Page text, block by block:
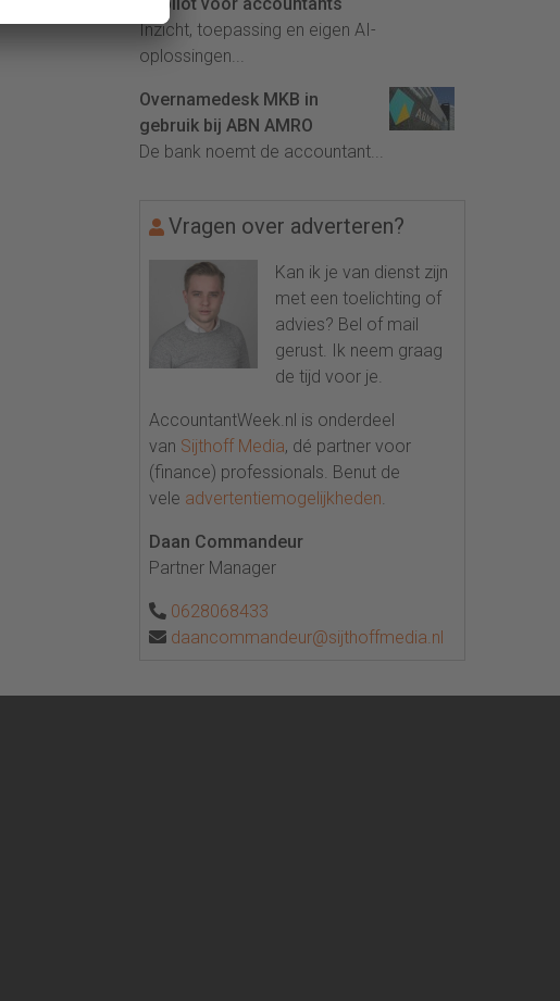
Inzicht, toepassing en eigen AI-
oplossingen...
Overnamedesk MKB in
gebruik bij ABN AMRO
De bank noemt de accountant...
Vragen over adverteren?
Kan ik je van dienst zijn
met een toelichting of
advies? Bel of mail
gerust. Ik neem graag
de tijd voor je.
AccountantWeek.nl is onderdeel
van Sijthoff Media, dé partner voor
(finance) professionals. Benut de
vele advertentiemogelijkheden.
Daan Commandeur
Partner Manager
0628068433
daancommandeur@sijthoffmedia.nl